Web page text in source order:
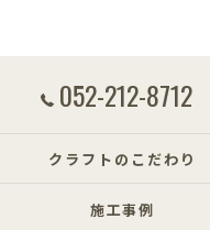
052-212-8712
クラフトのこだわり
施工事例